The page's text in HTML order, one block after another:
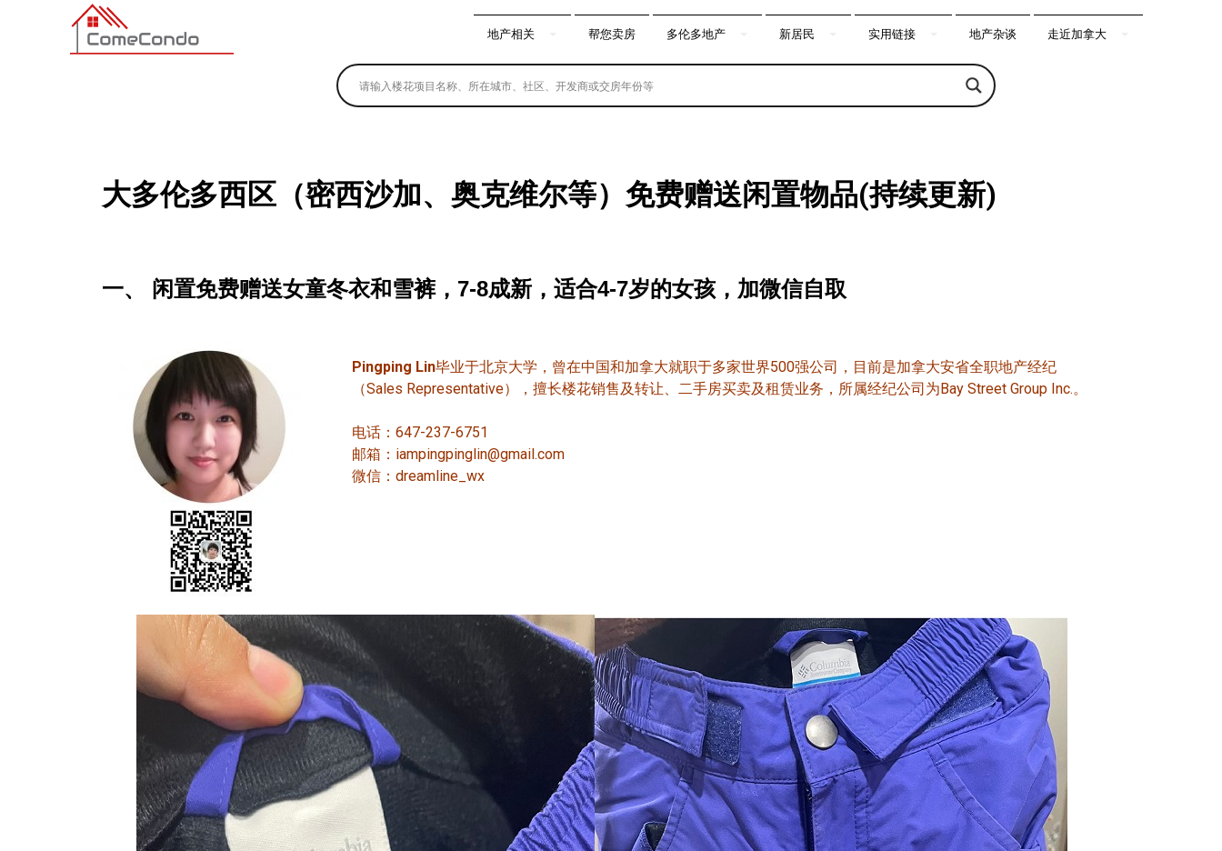
多伦多最新最全的楼花搜索引擎
地产相关 帮您卖房 多伦多地产 新居民 实用链接 地产杂谈 走近加拿大
大多伦多西区（密西沙加、奥克维尔等）免费赠送闲置物品(持续更新)
一、 闲置免费赠送女童冬衣和雪裤，7-8成新，适合4-7岁的女孩，加微信自取
Pingping Lin毕业于北京大学，曾在中国和加拿大就职于多家世界500强公司，目前是加拿大安省全职地产经纪
（Sales Representative），擅长楼花销售及转让、二手房买卖及租赁业务，所属经纪公司为Bay Street Group Inc.。
电话：647-237-6751
邮箱：iampingpinglin@gmail.com
微信：dreamline_wx